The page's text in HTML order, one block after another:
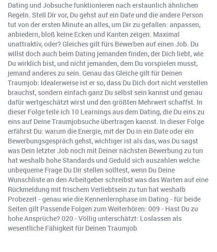
Dating und Jobsuche funktionieren nach erstaunlich ähnlichen
Regeln. Stell Dir vor, Du gehst auf ein Date und die andere Person
tut von der ersten Minute an alles, um Dir zu gefallen: anpassen,
anbiedern, bloß keine Ecken und Kanten zeigen. Maximal
unattraktiv, oder? Gleiches gilt fürs Bewerben auf einen Job. Du
willst doch auch beim Dating jemanden finden, der Dich liebt, wie
Du wirklich bist, und nicht jemanden, dem Du vorspielen musst,
jemand anderes zu sein. Genau das Gleiche gilt für Deinen
Traumjob: Idealerweise ist er so, dass Du Dich dort nicht verstellen
brauchst, sondern einfach ganz Du selbst sein kannst und genau
dafür wertgeschätzt wirst und den größten Mehrwert schaffst. In
dieser Folge teile ich 10 Learnings aus dem Dating, die Du eins zu
eins auf Deine Traumjobsuche übertragen kannst. In dieser Folge
erfährst Du: warum die Energie, mit der Du in ein Date oder ein
Bewerbungsgespräch gehst, wichtiger ist als das, was Du sagst
was Dein letzter Job noch mit Deiner nächsten Bewerbung zu tun
hat weshalb hohe Standards und Geduld sich auszahlen welche
unbequeme Frage Du Dir stellen solltest, wenn Du Deine
Wunschliste an den Arbeitgeber schreibst was das Warten auf eine
Rückmeldung mit frischem Verliebtsein zu tun hat weshalb
Probezeit - genau wie die Kennenlernphase im Dating - für beide
Seiten gilt Passende Folgen zum Weiterhören: 009 - Hast Du zu
hohe Ansprüche? 020 - Völlig unterschätzt: Loslassen als
wesentliche Fähigkeit für Deinen Traumjob